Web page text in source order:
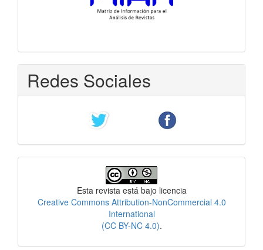
Redes Sociales
Esta revista está bajo licencia
Creative Commons Attribution-NonCommercial 4.0
International
(CC BY-NC 4.0).